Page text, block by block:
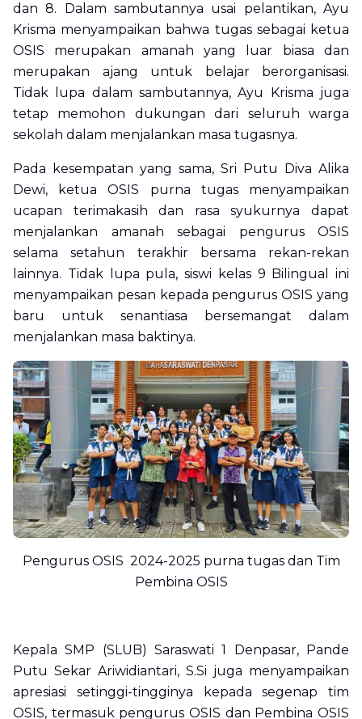
dan 8. Dalam sambutannya usai pelantikan, Ayu
Krisma menyampaikan bahwa tugas sebagai ketua
OSIS merupakan amanah yang luar biasa dan
merupakan ajang untuk belajar berorganisasi.
Tidak lupa dalam sambutannya, Ayu Krisma juga
tetap memohon dukungan dari seluruh warga
sekolah dalam menjalankan masa tugasnya.
Pada kesempatan yang sama, Sri Putu Diva Alika
Dewi, ketua OSIS purna tugas menyampaikan
ucapan terimakasih dan rasa syukurnya dapat
menjalankan amanah sebagai pengurus OSIS
selama setahun terakhir bersama rekan-rekan
lainnya. Tidak lupa pula, siswi kelas 9 Bilingual ini
menyampaikan pesan kepada pengurus OSIS yang
baru untuk senantiasa bersemangat dalam
menjalankan masa baktinya.
Pengurus OSIS 2024-2025 purna tugas dan Tim
Pembina OSIS
Kepala SMP (SLUB) Saraswati 1 Denpasar, Pande
Putu Sekar Ariwidiantari, S.Si juga menyampaikan
apresiasi setinggi-tingginya kepada segenap tim
OSIS, termasuk pengurus OSIS dan Pembina OSIS